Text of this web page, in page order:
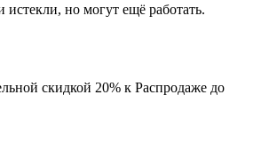
но могут ещё работать.
скидкой 20% к Распродаже до